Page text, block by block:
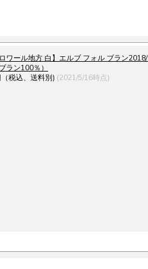
ワール地方 白】エルブ フォル ブラン
ラン100％）
税込、送料別) (2021/5/16時点)